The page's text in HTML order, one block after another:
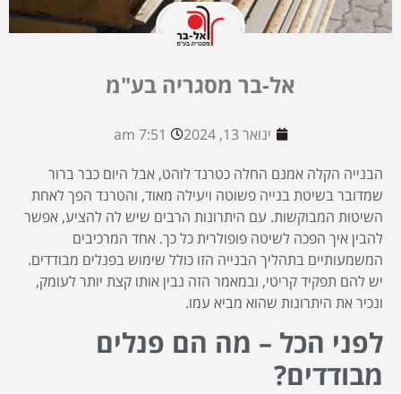
אל-בר מסגריה בע"מ
ינואר 13, 2024
7:51 am
הבנייה הקלה אמנם החלה כטרנד לוהט, אבל היום כבר ברור
שמדובר בשיטת בנייה פשוטה ויעילה מאוד, והטרנד הפך לאחת
השיטות המבוקשות. עם היתרונות הרבים שיש לה להציע, אפשר
להבין איך הפכה לשיטה פופולרית כל כך. אחד המרכיבים
המשמעותיים בתהליך הבנייה הזו כולל שימוש בפנלים מבודדים.
יש להם תפקיד קריטי, ובמאמר הזה נבין אותו קצת יותר לעומק,
ונכיר את היתרונות שהוא מביא עמו.
לפני הכל – מה הם פנלים
מבודדים?